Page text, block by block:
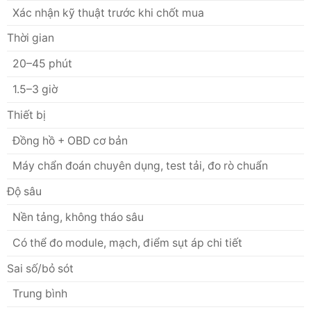
Xác nhận kỹ thuật trước khi chốt mua
Thời gian
20–45 phút
1.5–3 giờ
Thiết bị
Đồng hồ + OBD cơ bản
Máy chẩn đoán chuyên dụng, test tải, đo rò chuẩn
Độ sâu
Nền tảng, không tháo sâu
Có thể đo module, mạch, điểm sụt áp chi tiết
Sai số/bỏ sót
Trung bình